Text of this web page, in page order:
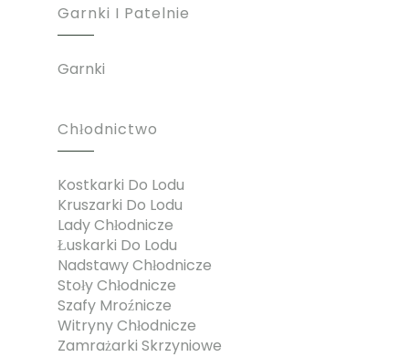
Garnki I Patelnie
Garnki
Chłodnictwo
Kostkarki Do Lodu
Kruszarki Do Lodu
Lady Chłodnicze
Łuskarki Do Lodu
Nadstawy Chłodnicze
Stoły Chłodnicze
Szafy Mroźnicze
Witryny Chłodnicze
Zamrażarki Skrzyniowe